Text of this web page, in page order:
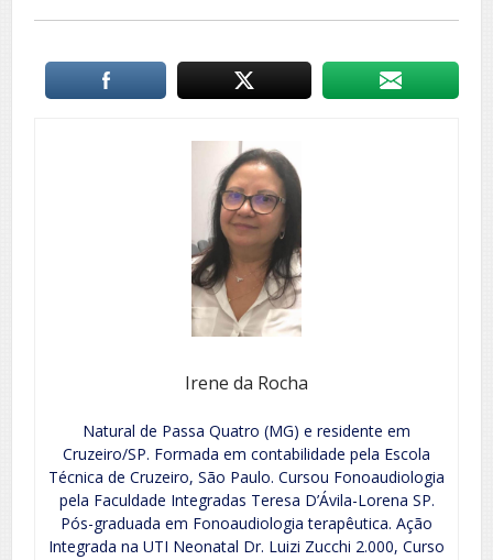
Irene da Rocha
Natural de Passa Quatro (MG) e residente em
Cruzeiro/SP. Formada em contabilidade pela Escola
Técnica de Cruzeiro, São Paulo. Cursou Fonoaudiologia
pela Faculdade Integradas Teresa D’Ávila-Lorena SP.
Pós-graduada em Fonoaudiologia terapêutica. Ação
Integrada na UTI Neonatal Dr. Luizi Zucchi 2.000, Curso